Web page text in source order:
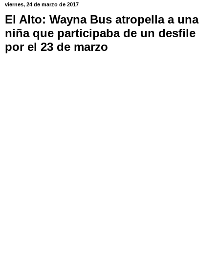
viernes, 24 de marzo de 2017
El Alto: Wayna Bus atropella a una
niña que participaba de un desfile
por el 23 de marzo